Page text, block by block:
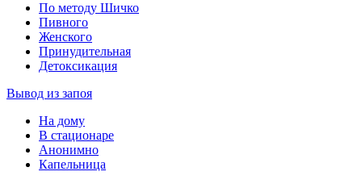
По методу Шичко
Пивного
Женского
Принудительная
Детоксикация
Вывод из запоя
На дому
В стационаре
Анонимно
Капельница